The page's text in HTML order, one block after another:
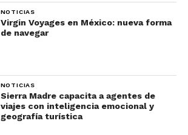
NOTICIAS
Virgin Voyages en México: nueva forma
de navegar
NOTICIAS
Sierra Madre capacita a agentes de
viajes con inteligencia emocional y
geografía turística